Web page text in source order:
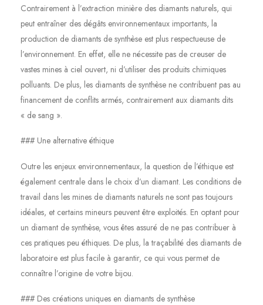
Contrairement à l’extraction minière des diamants naturels, qui
peut entraîner des dégâts environnementaux importants, la
production de diamants de synthèse est plus respectueuse de
l’environnement. En effet, elle ne nécessite pas de creuser de
vastes mines à ciel ouvert, ni d’utiliser des produits chimiques
polluants. De plus, les diamants de synthèse ne contribuent pas au
financement de conflits armés, contrairement aux diamants dits
« de sang ».
### Une alternative éthique
Outre les enjeux environnementaux, la question de l’éthique est
également centrale dans le choix d’un diamant. Les conditions de
travail dans les mines de diamants naturels ne sont pas toujours
idéales, et certains mineurs peuvent être exploités. En optant pour
un diamant de synthèse, vous êtes assuré de ne pas contribuer à
ces pratiques peu éthiques. De plus, la traçabilité des diamants de
laboratoire est plus facile à garantir, ce qui vous permet de
connaître l’origine de votre bijou.
### Des créations uniques en diamants de synthèse